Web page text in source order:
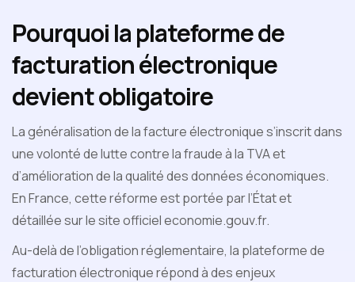
Pourquoi la plateforme de
facturation électronique
devient obligatoire
La généralisation de la facture électronique s’inscrit dans
une volonté de lutte contre la fraude à la TVA et
d’amélioration de la qualité des données économiques.
En France, cette réforme est portée par l’État et
détaillée sur le site officiel economie.gouv.fr.
Au-delà de l’obligation réglementaire, la plateforme de
facturation électronique répond à des enjeux